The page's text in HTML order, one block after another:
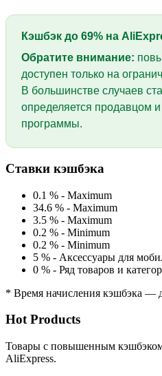
Кэшбэк до 69% на
Обратите внимание:
доступен только на
В большинстве случаев
определяется продавцом
программы.
Ставки кэшбэка
0.1 % - Maximum
34.6 % - Maximum
3.5 % - Maximum
0.2 % - Minimum
0.2 % - Minimum
5 % - Аксессуары для
0 % - Ряд товаров и
* Время начисления кэшбэка —
Hot Products
Товары с повышенным
AliExpress.